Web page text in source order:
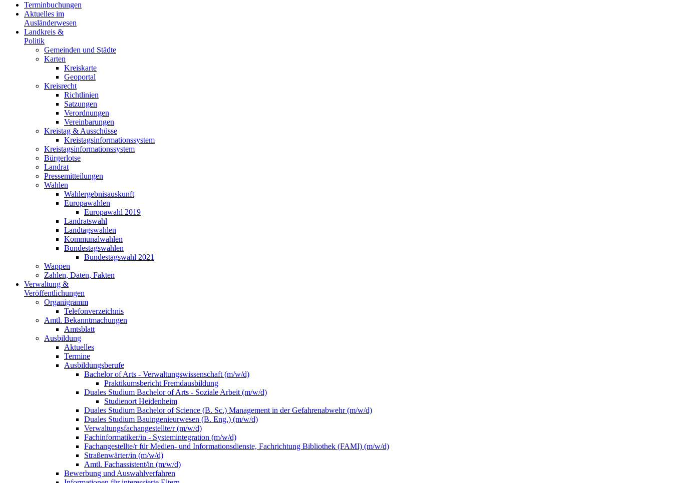
Terminbuchungen
Aktuelles im
Ausländerwesen
Landkreis &
Politik
Gemeinden und Städte
Karten
Kreiskarte
Geoportal
Kreisrecht
Richtlinien
Satzungen
Verordnungen
Vereinbarungen
Kreistag & Ausschüsse
Kreistagsinformationssystem
Kreistagsinformationssystem
Bürgerlotse
Landrat
Pressemitteilungen
Wahlen
Wahlergebnisauskunft
Europawahlen
Europawahl 2019
Landratswahl
Landtagswahlen
Kommunalwahlen
Bundestagswahlen
Bundestagswahl 2021
Wappen
Zahlen, Daten, Fakten
Verwaltung &
Veröffentlichungen
Organigramm
Telefonverzeichnis
Amtl. Bekanntmachungen
Amtsblatt
Ausbildung
Aktuelles
Termine
Ausbildungsberufe
Bachelor of Arts - Verwaltungswissenschaft (m/w/d)
Praktikumsbericht Fremdausbildung
Duales Studium Bachelor of Arts - Soziale Arbeit (m/w/d)
Studienort Heidenheim
Duales Studium Bachelor of Science (B. Sc.) Management in der Gefahrenabwehr (m/w/d)
Duales Studium Bauingenieurwesen (B. Eng.) (m/w/d)
Verwaltungsfachangestellte/r (m/w/d)
Fachinformatiker/in - Systemintegration (m/w/d)
Fachangestellte/r für Medien- und Informationsdienste, Fachrichtung Bibliothek (FAMI) (m/w/d)
Straßenwärter/in (m/w/d)
Amtl. Fachassistent/in (m/w/d)
Bewerbung und Auswahlverfahren